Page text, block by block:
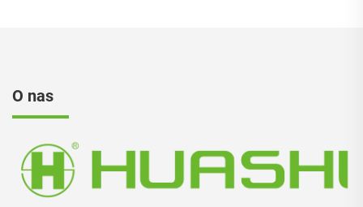
O nas